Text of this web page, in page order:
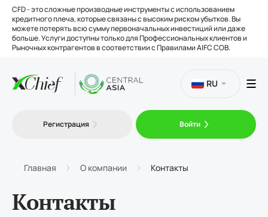
CFD - это сложные производные инструменты с использованием
кредитного плеча, которые связаны с высоким риском убытков. Вы
можете потерять всю сумму первоначальных инвестиций или даже
больше. Услуги доступны только для Профессиональных клиентов и
Рыночных контрагентов в соответствии с Правилами AIFC COB.
Торговля
Инструменты
RU
Регистрация Войти
Главная О компании Контакты
Контакты